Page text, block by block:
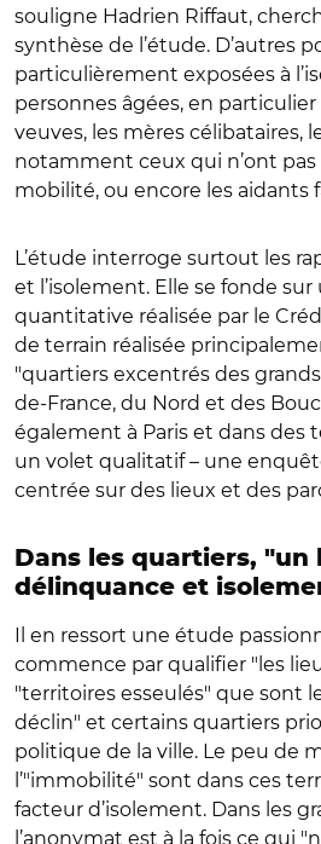
souligne Hadrien Riffaut,
synthèse de l’étude. D’autres
particulièrement exposées à
personnes âgées, en
veuves, les mères célibataires,
notamment ceux qui n’ont
mobilité, ou encore les aidants
L’étude interroge surtout les
et l’isolement. Elle se fonde
quantitative réalisée par le
de terrain réalisée
"quartiers excentrés des
de-France, du Nord et des
également à Paris et dans des
un volet qualitatif – une
centrée sur des lieux et des
Dans les quartiers,
délinquance et
Il en ressort une étude
commence par qualifier "les
"territoires esseulés" que sont
déclin" et certains quartiers
politique de la ville. Le peu de
l’"immobilité" sont dans ces
facteur d’isolement. Dans les
l’anonymat est à la fois ce qui